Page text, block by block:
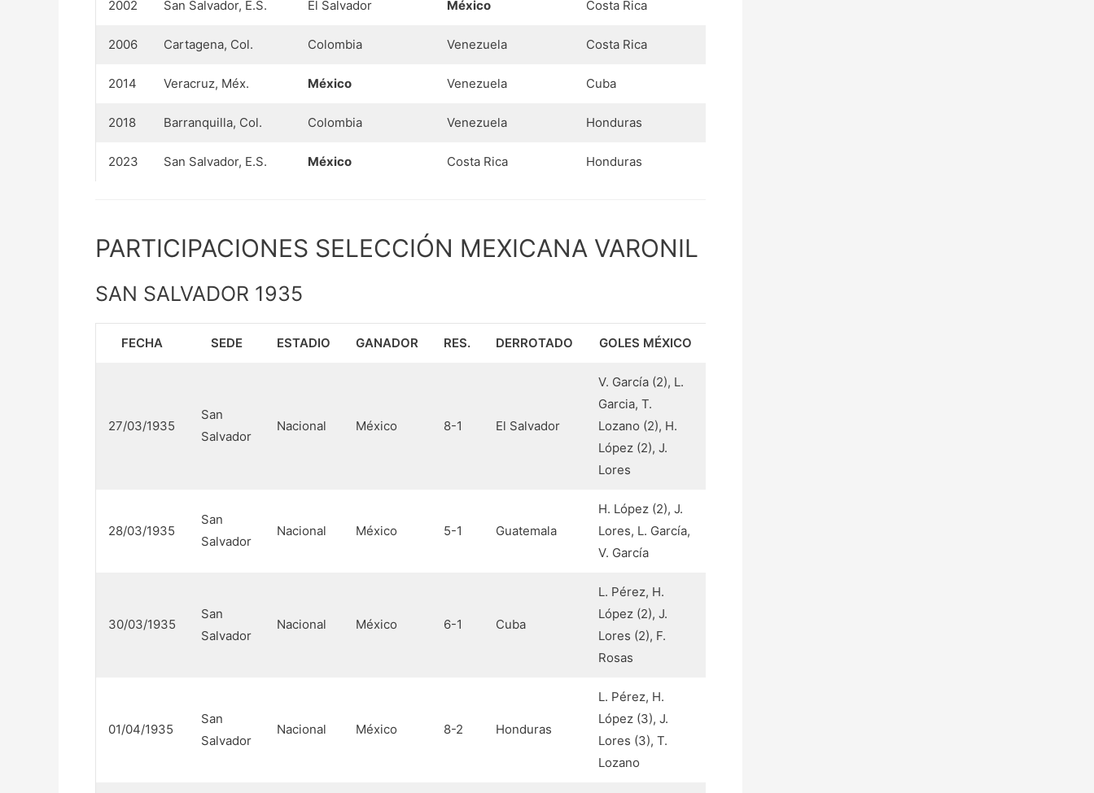
2002 San Salvador, E.S. El Salvador México Costa Rica
2006 Cartagena, Col. Colombia Venezuela Costa Rica
2014 Veracruz, Méx. México Venezuela Cuba
2018 Barranquilla, Col. Colombia Venezuela Honduras
2023 San Salvador, E.S. México Costa Rica Honduras
PARTICIPACIONES SELECCIÓN MEXICANA VARONIL
SAN SALVADOR 1935
FECHA SEDE ESTADIO GANADOR RES. DERROTADO GOLES MÉXICO
27/03/1935
San
Salvador
Nacional México 8-1 El Salvador
V. García (2), L.
Garcia, T.
Lozano (2), H.
López (2), J.
Lores
28/03/1935
San
Salvador
Nacional México 5-1 Guatemala
H. López (2), J.
Lores, L. García,
V. García
30/03/1935
San
Salvador
Nacional México 6-1 Cuba
L. Pérez, H.
López (2), J.
Lores (2), F.
Rosas
01/04/1935
San
Salvador
Nacional México 8-2 Honduras
L. Pérez, H.
López (3), J.
Lores (3), T.
Lozano